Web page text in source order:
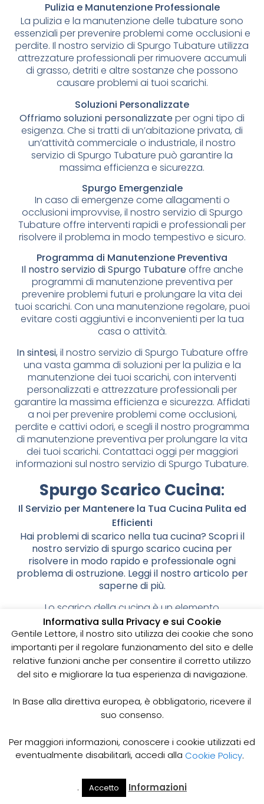
Pulizia e Manutenzione Professionale
La pulizia e la manutenzione delle tubature sono
essenziali per prevenire problemi come occlusioni e
perdite. Il nostro servizio di Spurgo Tubature utilizza
attrezzature professionali per rimuovere accumuli
di grasso, detriti e altre sostanze che possono
causare problemi ai tuoi scarichi.
Soluzioni Personalizzate
Offriamo soluzioni personalizzateper ogni tipo di
esigenza. Che si tratti di un’abitazione privata, di
un’attività commerciale o industriale, il nostro
servizio di Spurgo Tubature può garantire la
massima efficienza e sicurezza.
Spurgo Emergenziale
In caso di emergenze come allagamenti o
occlusioni improvvise, il nostro servizio di Spurgo
Tubature offre interventi rapidi e professionali per
risolvere il problema in modo tempestivo e sicuro.
Programma di Manutenzione Preventiva
Il nostro servizio di Spurgo Tubatureoffre anche
programmi di manutenzione preventiva per
prevenire problemi futuri e prolungare la vita dei
tuoi scarichi. Con una manutenzione regolare, puoi
evitare costi aggiuntivi e inconvenienti per la tua
casa o attività.
In sintesi, il nostro servizio di Spurgo Tubature offre
una vasta gamma di soluzioni per la pulizia e la
manutenzione dei tuoi scarichi, con interventi
personalizzati e attrezzature professionali per
garantire la massima efficienza e sicurezza. Affidati
a noi per prevenire problemi come occlusioni,
perdite e cattivi odori, e scegli il nostro programma
di manutenzione preventiva per prolungare la vita
dei tuoi scarichi. Contattaci oggi per maggiori
informazioni sul nostro servizio di Spurgo Tubature.
Spurgo Scarico Cucina:
Il Servizio per Mantenere la Tua Cucina Pulita ed
Efficienti
Hai problemi di scarico nella tua cucina? Scopri il
nostro servizio di spurgo scarico cucina per
risolvere in modo rapido e professionale ogni
problema di ostruzione. Leggi il nostro articolo per
saperne di più.
Lo scarico della cucina è un elemento
fondamentale per la pulizia e l’efficienza
dell’ambiente. Quando si verificano problemi di
scarico, come ostruzioni e rallentamenti, la cucina
diventa subito un ambiente sgradevole e poco
funzionale. Per risolvere questi problemi è
necessario affidarsi a un servizio professionale di
Come Funziona il Servizio di Spurgo Scarico
Il servizio di spurgo scarico cucina prevede l’utilizzo
di attrezzature e tecniche specifiche per rimuovere
corretto flusso d’acqua. Il nostro personale
specializzato, dotato di esperienza e competenza,
Cerca Il Mio
Informativa sulla Privacy e sui Cookie
Gentile Lettore, il nostro sito utilizza dei cookie che sono
importanti per il regolare funzionamento del sito e delle
relative funzioni anche per consentire il corretto utilizzo
del sito e migliorare la tua esperienza di navigazione.
In Base alla direttiva europea, è obbligatorio, ricevere il
suo consenso.
Per maggiori informazioni, conoscere i cookie utilizzati ed
eventualmente disabilitarli, accedi alla Cookie Policy.
. Accetto Informazioni